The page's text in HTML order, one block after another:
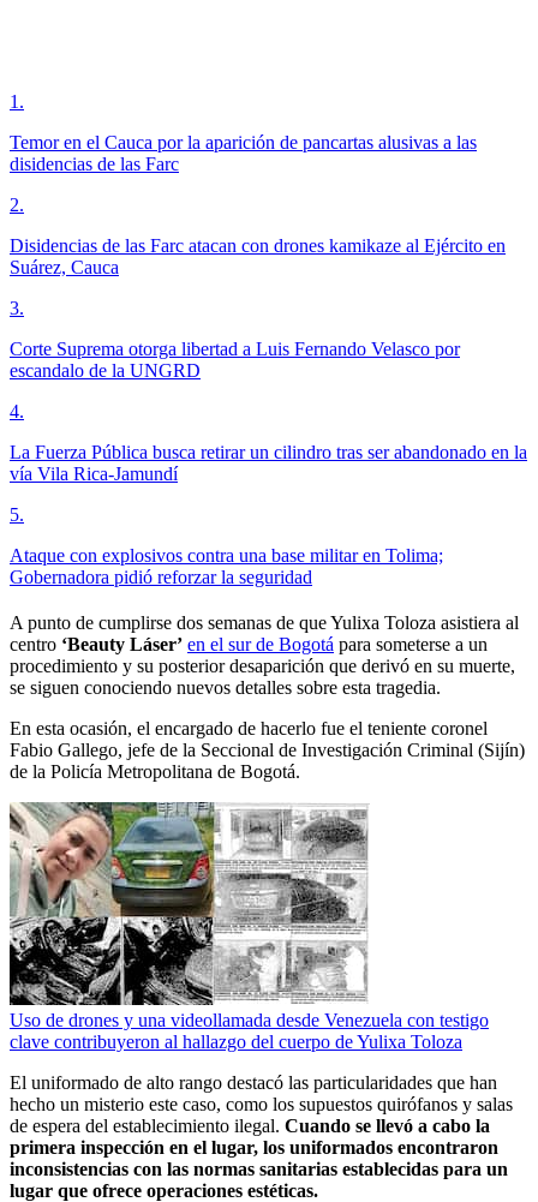
1 .
Temor en el Cauca por la aparición de pancartas alusivas a las
disidencias de las Farc
2.
Disidencias de las Farc atacan con drones kamikaze al Ejército en
Suárez, Cauca
3.
Corte Suprema otorga libertad a Luis Fernando Velasco por
escandalo de la UNGRD
4.
La Fuerza Pública busca retirar un cilindro tras ser abandonado en la
vía Vila Rica-Jamundí
5.
Ataque con explosivos contra una base militar en Tolima;
Gobernadora pidió reforzar la seguridad
A punto de cumplirse dos semanas de que Yulixa Toloza asistiera al
centro ‘Beauty Láser’ en el sur de Bogotá para someterse a un
procedimiento y su posterior desaparición que derivó en su muerte,
se siguen conociendo nuevos detalles sobre esta tragedia.
En esta ocasión, el encargado de hacerlo fue el teniente coronel
Fabio Gallego, jefe de la Seccional de Investigación Criminal (Sijín)
de la Policía Metropolitana de Bogotá.
Uso de drones y una videollamada desde Venezuela con testigo
clave contribuyeron al hallazgo del cuerpo de Yulixa Toloza
El uniformado de alto rango destacó las particularidades que han
hecho un misterio este caso, como los supuestos quirófanos y salas
de espera del establecimiento ilegal. Cuando se llevó a cabo la
primera inspección en el lugar, los uniformados encontraron
inconsistencias con las normas sanitarias establecidas para un
lugar que ofrece operaciones estéticas.